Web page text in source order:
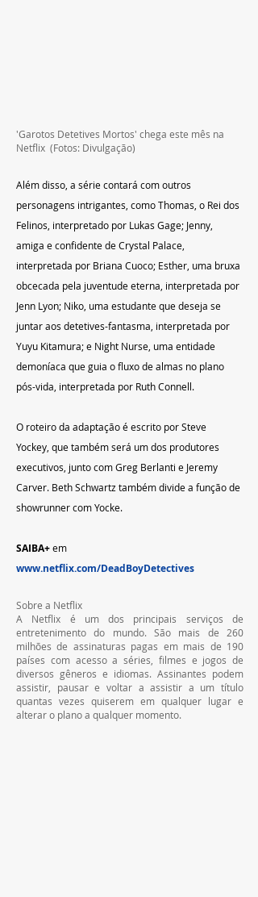
'Garotos Detetives Mortos' chega este mês na
Netflix  (Fotos: Divulgação)
Além disso, a série contará com outros
personagens intrigantes, como Thomas, o Rei dos
Felinos, interpretado por Lukas Gage; Jenny,
amiga e confidente de Crystal Palace,
interpretada por Briana Cuoco; Esther, uma bruxa
obcecada pela juventude eterna, interpretada por
Jenn Lyon; Niko, uma estudante que deseja se
juntar aos detetives-fantasma, interpretada por
Yuyu Kitamura; e Night Nurse, uma entidade
demoníaca que guia o fluxo de almas no plano
pós-vida, interpretada por Ruth Connell.
O roteiro da adaptação é escrito por Steve
Yockey, que também será um dos produtores
executivos, junto com Greg Berlanti e Jeremy
Carver. Beth Schwartz também divide a função de
showrunner com Yocke.
SAIBA+ em
www.netflix.com/DeadBoyDetectives
Sobre a Netflix
A Netflix é um dos principais serviços de
entretenimento do mundo. São mais de 260
milhões de assinaturas pagas em mais de 190
países com acesso a séries, filmes e jogos de
diversos gêneros e idiomas. Assinantes podem
assistir, pausar e voltar a assistir a um título
quantas vezes quiserem em qualquer lugar e
alterar o plano a qualquer momento.